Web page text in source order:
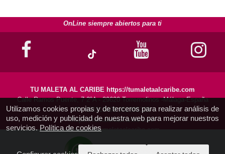
ENVIANOS WhatsApp AQUI
Utilizamos cookies propias y de terceros para realizar análisis de
uso, medición y publicidad de nuestra web para mejorar nuestros
servicios.Política de cookies
OnLine siempre abiertos para ti
TU MALETA AL CARIBE https://tumaletaalcaribe.com
Calle Ramos Puente, 7 2ºA - 29620 Torremolinos -Málaga-España
T.: 650219493 952385328
https://tumaletaalcaribe.com
reservas@tumaletaalcaribe.com